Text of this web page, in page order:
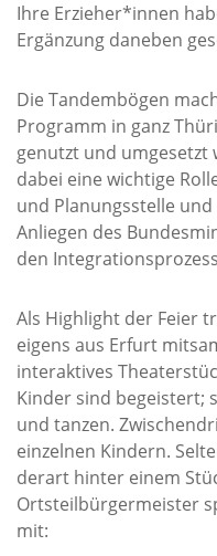
Ihre Erzieher*innen
Ergänzung daneben
Die Tandembögen
Programm in ganz
genutzt und umgesetzt
dabei eine wichtige
und Planungsstelle
Anliegen des
den
Als Highlight der Feier
eigens aus Erfurt
interaktives
Kinder sind begeistert;
und tanzen.
einzelnen Kindern.
derart hinter einem
Ortsteilbürgermeister
mit: